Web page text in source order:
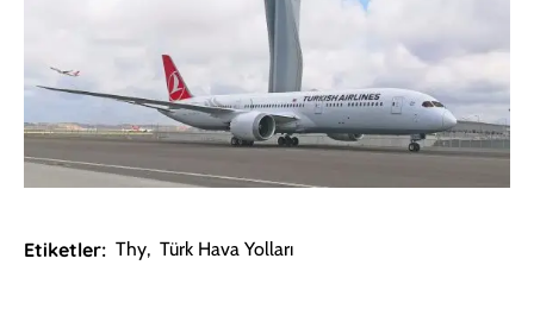
Etiketler: Thy, Türk Hava Yolları